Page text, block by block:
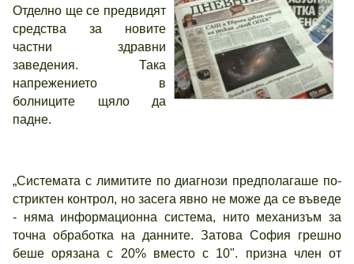
Отделно ще се предвидят
средства за новите
частни здравни
заведения. Така
напрежението в
болниците щяло да
падне.
„Системата с лимитите по диагнози предполагаше по-
стриктен контрол, но засега явно не може да се въведе
- няма информационна система, нито механизъм за
точна обработка на данните. Затова София грешно
беше орязана с 20% вместо с 10". призна член от